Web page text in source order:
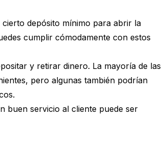
depósito mínimo para abrir la
cumplir cómodamente con estos
y retirar dinero. La mayoría de las
pero algunas también podrían
buen servicio al cliente puede ser